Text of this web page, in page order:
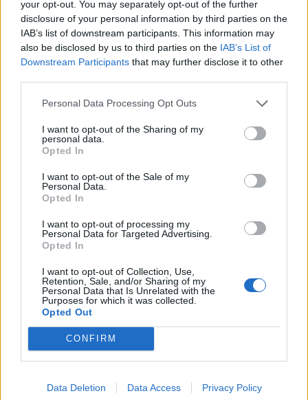
your opt-out. You may separately opt-out of the further
disclosure of your personal information by third parties on the
IAB’s list of downstream participants. This information may
also be disclosed by us to third parties on the IAB’s List of
Downstream Participants that may further disclose it to other
Personal Data Processing Opt Outs
I want to opt-out of the Sharing of my
personal data.
Opted In
I want to opt-out of the Sale of my
Personal Data.
Opted In
I want to opt-out of processing my
Personal Data for Targeted Advertising.
Opted In
I want to opt-out of Collection, Use,
Retention, Sale, and/or Sharing of my
Personal Data that Is Unrelated with the
Purposes for which it was collected.
Opted Out
CONFIRM
Data Deletion Data Access Privacy Policy
non dimenticando quel calore umano che fa
del rapporto medico paziente il fulcro della
cura».
Via Confalonieri, 5
Tutti gli eventi
Redazione
info@legnanonews.com
Noi della redazione di LegnanoNews abbiamo a cuore
l'informazione del nostro territorio e cerchiamo di essere
sempre in prima linea per informarvi in modo puntuale.
PIÙ INFORMAZIONI SU
ospedale legnano
antonino mazzone